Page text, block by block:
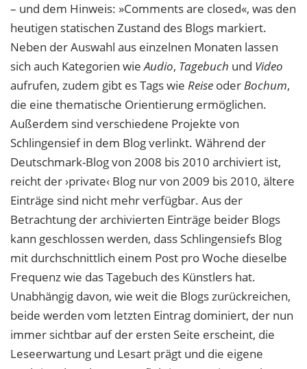
– und dem Hinweis: »Comments are closed«, was den
heutigen statischen Zustand des Blogs markiert.
Neben der Auswahl aus einzelnen Monaten lassen
sich auch Kategorien wieAudio, Tagebuch und Video
aufrufen, zudem gibt es Tags wie Reise oderBochum,
die eine thematische Orientierung ermöglichen.
Außerdem sind verschiedene Projekte von
Schlingensief in dem Blog verlinkt. Während der
Deutschmark-Blog von 2008 bis 2010 archiviert ist,
reicht der ›private‹ Blog nur von 2009 bis 2010, ältere
Einträge sind nicht mehr verfügbar. Aus der
Betrachtung der archivierten Einträge beider Blogs
kann geschlossen werden, dass Schlingensiefs Blog
mit durchschnittlich einem Post pro Woche dieselbe
Frequenz wie das Tagebuch des Künstlers hat.
Unabhängig davon, wie weit die Blogs zurückreichen,
beide werden vom letzten Eintrag dominiert, der nun
immer sichtbar auf der ersten Seite erscheint, die
Leseerwartung und Lesart prägt und die eigene